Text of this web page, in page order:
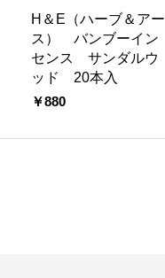
H＆E（ハーブ＆アー
ス） バンブーイン
センス サンダルウ
ッド 20本入
￥880